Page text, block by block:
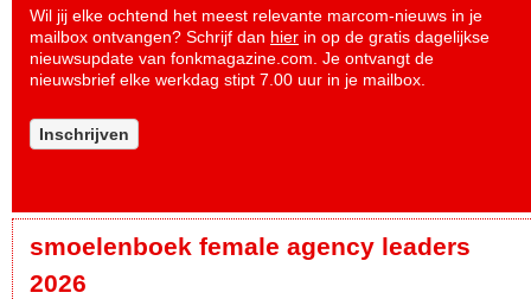
Wil jij elke ochtend het meest relevante marcom-nieuws in je
mailbox ontvangen? Schrijf dan hier in op de gratis dagelijkse
nieuwsupdate van fonkmagazine.com. Je ontvangt de
nieuwsbrief elke werkdag stipt 7.00 uur in je mailbox.
Inschrijven
smoelenboek female agency leaders
2026